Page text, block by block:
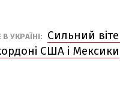
УКРАЇНІ:
Сильний
США і Мексики